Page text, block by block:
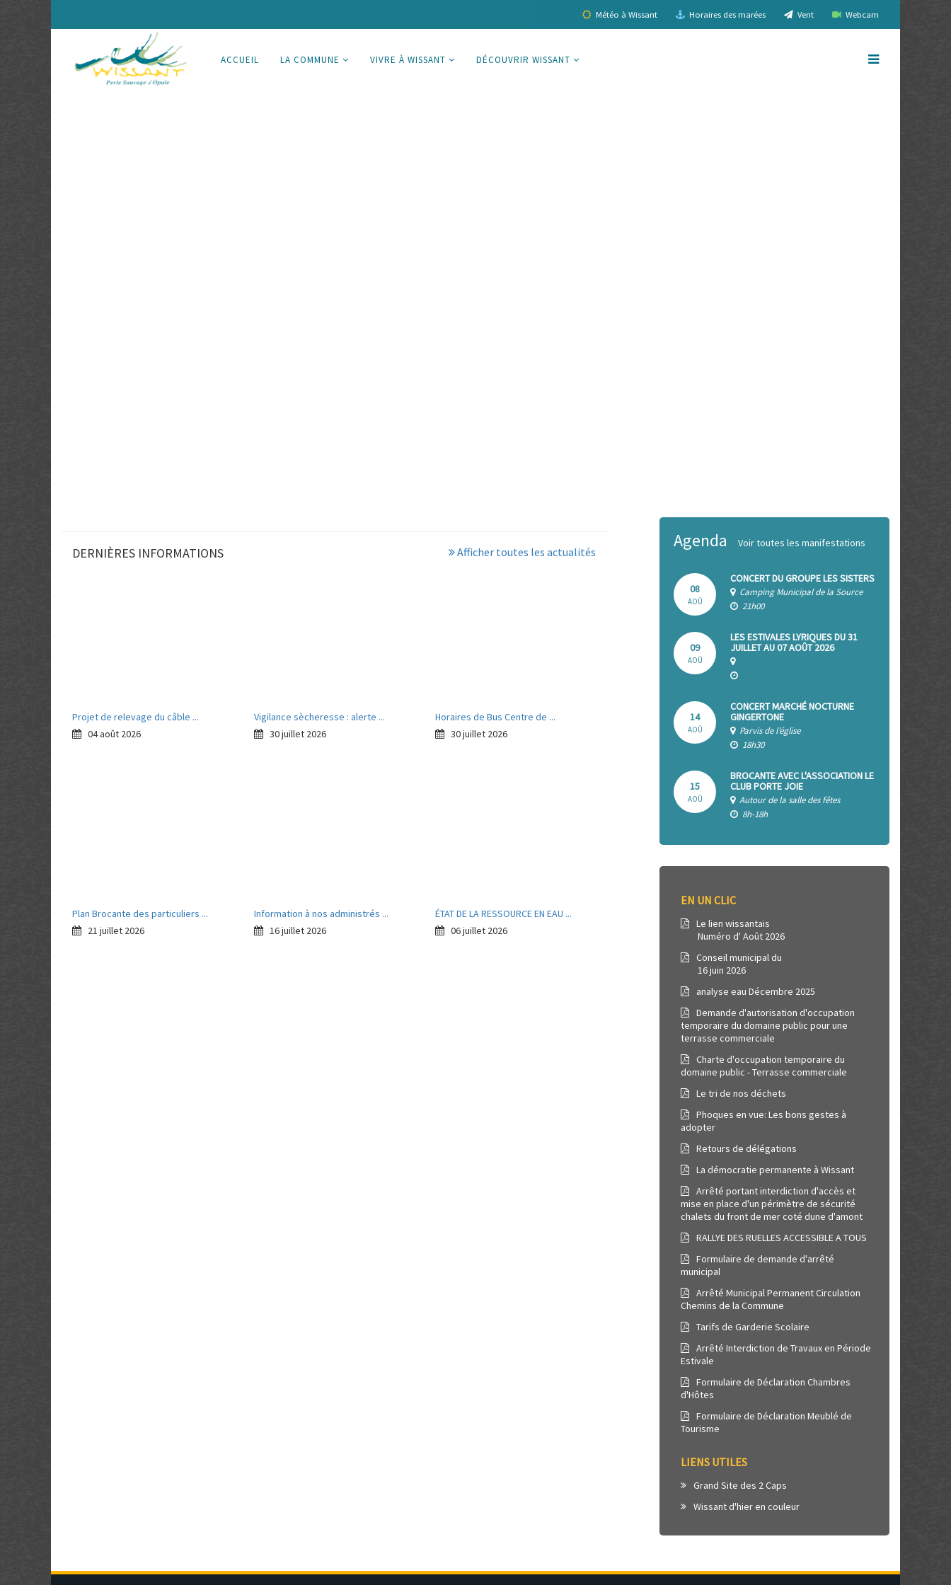
Météo à Wissant Horaires des marées Vent Webcam
ACCUEIL LA COMMUNE VIVRE À WISSANT DÉCOUVRIR WISSANT
DERNIÈRES INFORMATIONS Afficher toutes les actualités
Projet de relevage du câble ...
04 août 2026
Vigilance sècheresse : alerte ...
30 juillet 2026
Horaires de Bus Centre de ...
30 juillet 2026
Plan Brocante des particuliers ...
21 juillet 2026
Information à nos administrés ...
16 juillet 2026
ÉTAT DE LA RESSOURCE EN EAU ...
06 juillet 2026
Agenda Voir toutes les manifestations
08
AOÛ
CONCERT DU GROUPE LES SISTERS
Camping Municipal de la Source
21h00
09
AOÛ
LES ESTIVALES LYRIQUES DU 31
JUILLET AU 07 AOÛT 2026
14
AOÛ
CONCERT MARCHÉ NOCTURNE
GINGERTONE
Parvis de l’église
18h30
15
AOÛ
BROCANTE AVEC L'ASSOCIATION LE
CLUB PORTE JOIE
Autour de la salle des fêtes
8h-18h
EN UN CLIC
Le lien wissantais
Numéro d' Août 2026
Conseil municipal du
16 juin 2026
analyse eau Décembre 2025
Demande d'autorisation d'occupation
temporaire du domaine public pour une
terrasse commerciale
Charte d'occupation temporaire du
domaine public - Terrasse commerciale
Le tri de nos déchets
Phoques en vue: Les bons gestes à
adopter
Retours de délégations
La démocratie permanente à Wissant
Arrêté portant interdiction d'accès et
mise en place d'un périmètre de sécurité
chalets du front de mer coté dune d'amont
RALLYE DES RUELLES ACCESSIBLE A TOUS
Formulaire de demande d'arrêté
municipal
Arrêté Municipal Permanent Circulation
Chemins de la Commune
Tarifs de Garderie Scolaire
Arrêté Interdiction de Travaux en Période
Estivale
Formulaire de Déclaration Chambres
d'Hôtes
Formulaire de Déclaration Meublé de
Tourisme
LIENS UTILES
Grand Site des 2 Caps
Wissant d'hier en couleur